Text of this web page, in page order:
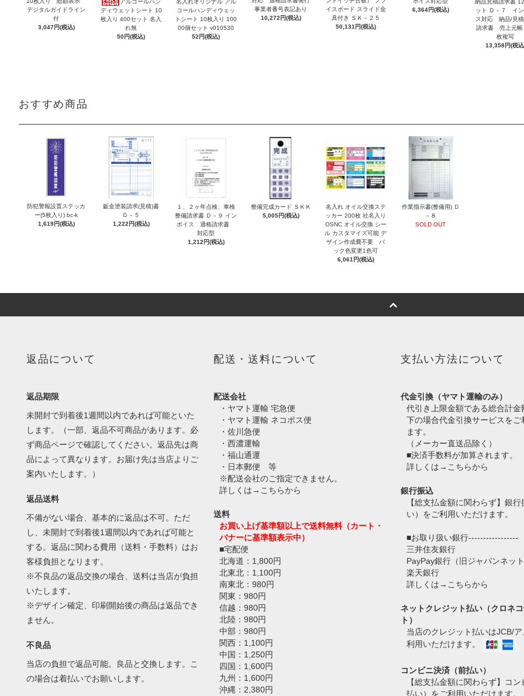
デジタルガイドライン
付
3,047円(税込)
アルコールハン
ディウェットシート 10
枚入り 400セット 名入
れ無
50円(税込)
名入れオリジナル アル
コールハンディウェッ
トシート 10枚入り 100
00個セット v010530
52円(税込)
事業者番号表記あり
10,272円(税込)
イスボード スライド金
具付き ＳＫ－２５
50,131円(税込)
6,364円(税込)
納品見積請求書
ット Ｄ－７ イン
ス対応 納品/見
請求書 売上元
枚複写
13,358円(税
おすすめ商品
防犯警報設置ステッカ
ー(5枚入り) bc-k
1,619円(税込)
鈑金塗装請求(見積)書
Ｄ－５
1,222円(税込)
１、２ヶ年点検、車検
整備請求書 Ｄ－９ イン
ボイス 適格請求書
対応型
1,212円(税込)
整備完成カード ＳＫＫ
5,005円(税込)
名入れ オイル交換ステ
ッカー 200枚 社名入り
OSNC オイル交換 シー
ル カスタマイズ可能 デ
ザイン作成費不要 バ
ック色変更1色可
6,061円(税込)
作業指示書(整備用) Ｄ
－８
SOLD OUT
返品について
返品期限
未開封で到着後1週間以内であれば可能といた
します。（一部、返品不可商品があります。必
ず商品ページで確認してください。返品先は商
品によって異なります。お届け先は当店よりご
案内いたします。）
返品送料
不備がない場合、基本的に返品は不可。ただ
し、未開封で到着後1週間以内であれば可能と
する。返品に関わる費用（送料・手数料）はお
客様負担となります。
※不良品の返品交換の場合、送料は当店が負担
いたします。
※デザイン確定、印刷開始後の商品は返品でき
ません。
不良品
当店の負担で返品可能。良品と交換します。こ
の場合は着払いでお願いします。
配送・送料について
配送会社
・ヤマト運輸 宅急便
・ヤマト運輸 ネコポス便
・佐川急便
・西濃運輸
・福山通運
・日本郵便 等
※配送会社のご指定できません。
詳しくは→ こちらから
送料
お買い上げ基準額以上で送料無料（カート・
バナーに基準額表示中）
■宅配便
北海道：1,800円
北東北：1,100円
南東北：980円
関東：980円
信越：980円
北陸：980円
中部：980円
関西：1,100円
中国：1,250円
四国：1,600円
九州：1,600円
沖縄：2,380円
支払い方法について
代金引換（ヤマト運輸のみ）
代引き上限金額である総合計金
下の場合代金引換サービスをご
ます。
（メーカー直送品除く）
■決済手数料が加算されます。
詳しくは→ こちらから
銀行振込
【総支払金額に関わらず】銀
い）をご利用いただけます。
■お取り扱い銀行-----------------
三井住友銀行
PayPay銀行（旧ジャパンネット
楽天銀行
詳しくは→ こちらから
ネットクレジット払い（クロネ
ト）
当店のクレジット払いはJCB/
利用いただけます。
コンビニ決済（前払い）
【総支払金額に関わらず】コ
払い）をご利用いただけます。